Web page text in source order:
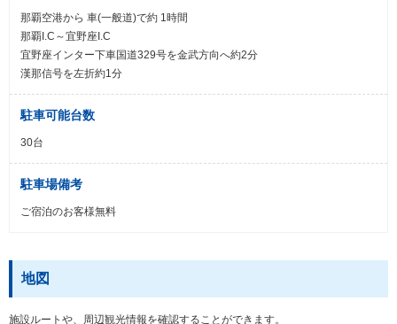
那覇空港から 車(一般道)で約 1時間
那覇I.C～宜野座I.C
宜野座インター下車国道329号を金武方向へ約2分
漢那信号を左折約1分
駐車可能台数
30台
駐車場備考
ご宿泊のお客様無料
地図
施設ルートや、周辺観光情報を確認することができます。